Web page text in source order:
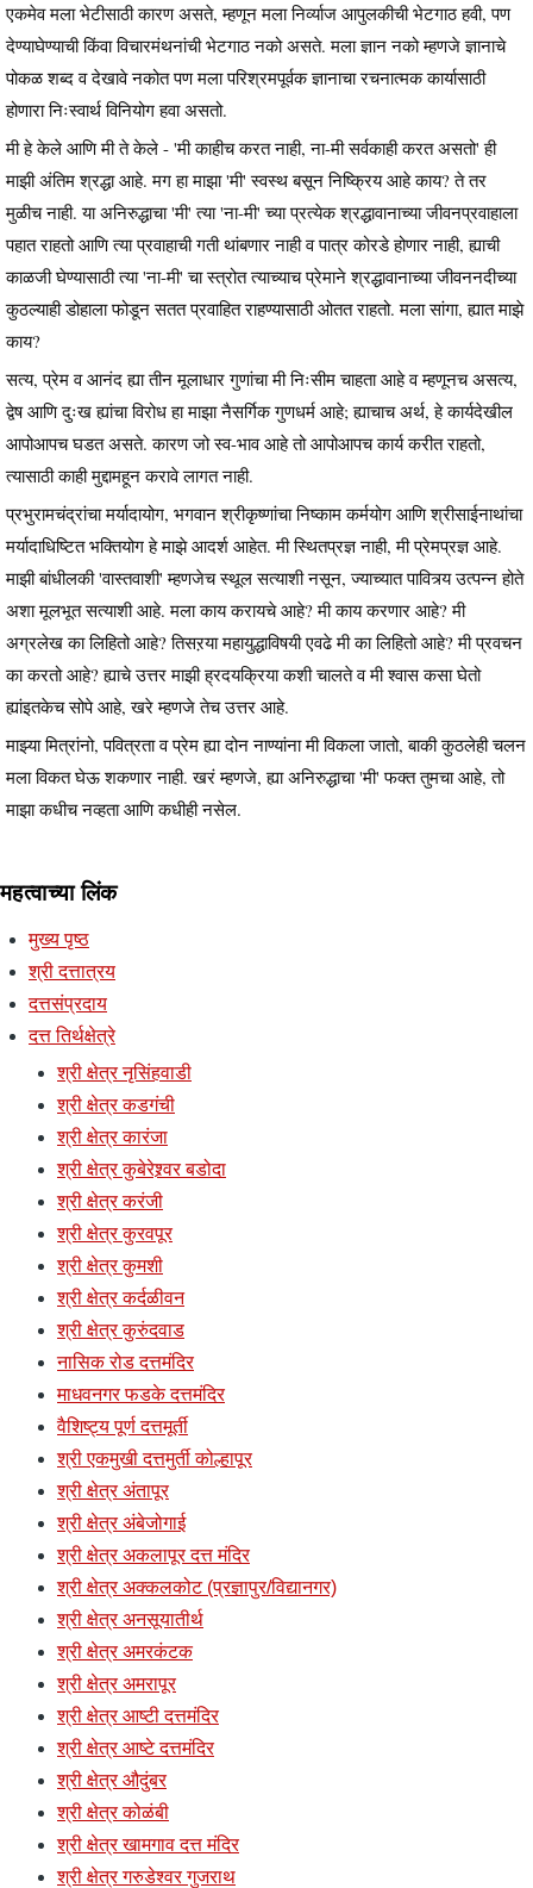
एकमेव मला भेटीसाठी कारण असते, म्हणून मला निर्व्याज आपुलकीची भेटगाठ हवी, पण
देण्याघेण्याची किंवा विचारमंथनांची भेटगाठ नको असते. मला ज्ञान नको म्हणजे ज्ञानाचे
पोकळ शब्द व देखावे नकोत पण मला परिश्रमपूर्वक ज्ञानाचा रचनात्मक कार्यासाठी
होणारा निःस्वार्थ विनियोग हवा असतो.
मी हे केले आणि मी ते केले - 'मी काहीच करत नाही, ना-मी सर्वकाही करत असतो' ही
माझी अंतिम श्रद्धा आहे. मग हा माझा 'मी' स्वस्थ बसून निष्क्रिय आहे काय? ते तर
मुळीच नाही. या अनिरुद्धाचा 'मी' त्या 'ना-मी' च्या प्रत्येक श्रद्धावानाच्या जीवनप्रवाहाला
पहात राहतो आणि त्या प्रवाहाची गती थांबणार नाही व पात्र कोरडे होणार नाही, ह्याची
काळजी घेण्यासाठी त्या 'ना-मी' चा स्त्रोत त्याच्याच प्रेमाने श्रद्धावानाच्या जीवननदीच्या
कुठल्याही डोहाला फोडून सतत प्रवाहित राहण्यासाठी ओतत राहतो. मला सांगा, ह्यात माझे
काय?
सत्य, प्रेम व आनंद ह्या तीन मूलाधार गुणांचा मी निःसीम चाहता आहे व म्हणूनच असत्य,
द्वेष आणि दुःख ह्यांचा विरोध हा माझा नैसर्गिक गुणधर्म आहे; ह्याचाच अर्थ, हे कार्यदेखील
आपोआपच घडत असते. कारण जो स्व-भाव आहे तो आपोआपच कार्य करीत राहतो,
त्यासाठी काही मुद्दामहून करावे लागत नाही.
प्रभुरामचंद्रांचा मर्यादायोग, भगवान श्रीकृष्णांचा निष्काम कर्मयोग आणि श्रीसाईनाथांचा
मर्यादाधिष्टित भक्तियोग हे माझे आदर्श आहेत. मी स्थितप्रज्ञ नाही, मी प्रेमप्रज्ञ आहे.
माझी बांधीलकी 'वास्तवाशी' म्हणजेच स्थूल सत्याशी नसून, ज्याच्यात पावित्र्य उत्पन्न होते
अशा मूलभूत सत्याशी आहे. मला काय करायचे आहे? मी काय करणार आहे? मी
अग्रलेख का लिहितो आहे? तिसऱया महायुद्धाविषयी एवढे मी का लिहितो आहे? मी प्रवचन
का करतो आहे? ह्याचे उत्तर माझी ह्रदयक्रिया कशी चालते व मी श्वास कसा घेतो
ह्यांइतकेच सोपे आहे, खरे म्हणजे तेच उत्तर आहे.
माझ्या मित्रांनो, पवित्रता व प्रेम ह्या दोन नाण्यांना मी विकला जातो, बाकी कुठलेही चलन
मला विकत घेऊ शकणार नाही. खरं म्हणजे, ह्या अनिरुद्धाचा 'मी' फक्त तुमचा आहे, तो
माझा कधीच नव्हता आणि कधीही नसेल.
महत्वाच्या लिंक
मुख्य पृष्ठ
श्री दत्तात्रय
दत्तसंप्रदाय
दत्त तिर्थक्षेत्रे
श्री क्षेत्र नृसिंहवाडी
श्री क्षेत्र कडगंची
श्री क्षेत्र कारंजा
श्री क्षेत्र कुबेरेश्र्वर बडोदा
श्री क्षेत्र करंजी
श्री क्षेत्र कुरवपूर
श्री क्षेत्र कुमशी
श्री क्षेत्र कर्दळीवन
श्री क्षेत्र कुरुंदवाड
नासिक रोड दत्तमंदिर
माधवनगर फडके दत्तमंदिर
वैशिष्ट्य पूर्ण दत्तमूर्ती
श्री एकमुखी दत्तमुर्ती कोल्हापूर
श्री क्षेत्र अंतापूर
श्री क्षेत्र अंबेजोगाई
श्री क्षेत्र अकलापूर दत्त मंदिर
श्री क्षेत्र अक्कलकोट (प्रज्ञापुर/विद्यानगर)
श्री क्षेत्र अनसूयातीर्थ
श्री क्षेत्र अमरकंटक
श्री क्षेत्र अमरापूर
श्री क्षेत्र आष्टी दत्तमंदिर
श्री क्षेत्र आष्टे दत्तमंदिर
श्री क्षेत्र औदुंबर
श्री क्षेत्र कोळंबी
श्री क्षेत्र खामगाव दत्त मंदिर
श्री क्षेत्र गरुडेश्वर गुजराथ